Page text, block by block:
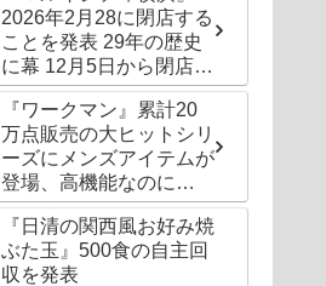
2026年2月28に閉店する
ことを発表 29年の歴史
に幕 12月5日から閉店セ
ールも
『ワークマン』累計20
万点販売の大ヒットシリ
ーズにメンズアイテムが
登場、高機能なのに
1000円以下〜の圧倒的
コスパ
『日清の関西風お好み焼
ぶた玉』500食の自主回
収を発表